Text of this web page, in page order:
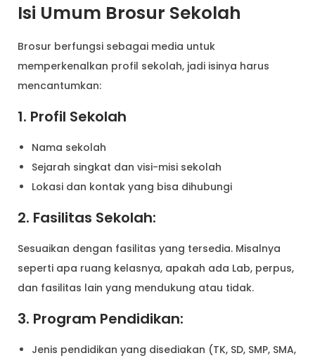
Isi Umum Brosur Sekolah
Brosur berfungsi sebagai media untuk
memperkenalkan profil sekolah, jadi isinya harus
mencantumkan:
1. Profil Sekolah
Nama sekolah
Sejarah singkat dan visi-misi sekolah
Lokasi dan kontak yang bisa dihubungi
2. Fasilitas Sekolah:
Sesuaikan dengan fasilitas yang tersedia. Misalnya
seperti apa ruang kelasnya, apakah ada Lab, perpus,
dan fasilitas lain yang mendukung atau tidak.
3. Program Pendidikan:
Jenis pendidikan yang disediakan (TK, SD, SMP, SMA,